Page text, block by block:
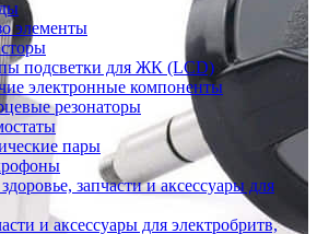
элементы
подсветки для ЖК (LCD)
электронные компоненты
резонаторы
пары
запчасти и аксессуары для
и аксессуары для электробритв,